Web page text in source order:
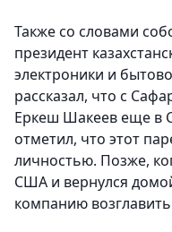
Также со словами
президент
электроники и
рассказал, что с
Еркеш Шакеев еще в
отметил, что этот
личностью. Позже,
США и вернулся
компанию